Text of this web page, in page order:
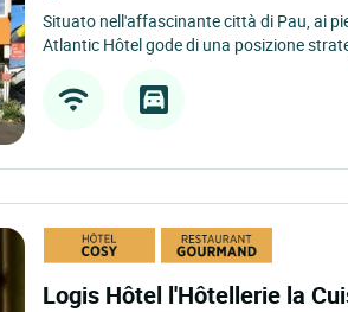
Situato nell'affascinante città di Pau, ai
Atlantic Hôtel gode di una posizione
Logis Hôtel l'Hôtellerie la